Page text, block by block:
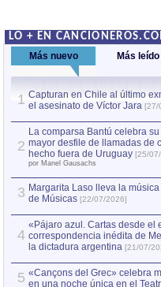
LO + EN
Más nuevo Más leído
1 Capturan en Chile al último
el asesinato de Víctor Jara [27/
2
La comparsa Bantú celebra
mayor desfile de llamadas de
hecho fuera de Uruguay [25/
por Manel Gausachs
3 Margarita Laso lleva la
de Músicas [22/07/2026]
4
«Pájaro azul. Cartas desde el
correspondencia inédita de
la dictadura argentina [21/07/
5 «Cançons del Grec» celebra
en una noche única en el